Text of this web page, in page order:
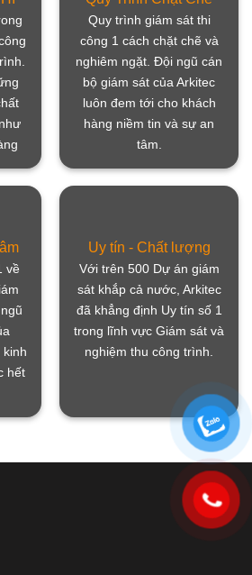
Quy trình giám sát thi
công 1 cách chặt chẽ và
nghiêm ngặt. Đội ngũ cán
bộ giám sát của Arkitec
luôn đem tới cho khách
hàng niềm tin và sự an
tâm.
về
kinh
hết
Uy tín - Chất lượng
Với trên 500 Dự án giám
sát khắp cả nước, Arkitec
đã khẳng định Uy tín số 1
trong lĩnh vực Giám sát và
nghiệm thu công trình.